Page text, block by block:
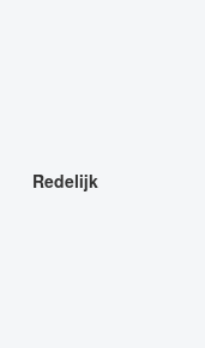
Redelijk